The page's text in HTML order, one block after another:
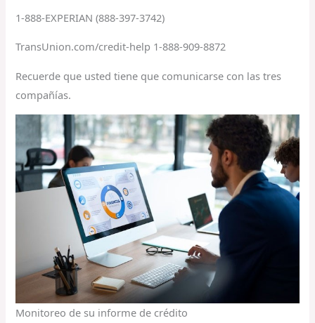
1-888-EXPERIAN (888-397-3742)
TransUnion.com/credit-help 1-888-909-8872
Recuerde que usted tiene que comunicarse con las tres
compañías.
Monitoreo de su informe de crédito